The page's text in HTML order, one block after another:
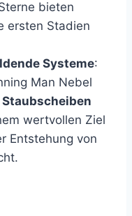
bieten
ersten Stadien
Systeme:
Man Nebel
Staubscheiben
wertvollen Ziel
Entstehung von